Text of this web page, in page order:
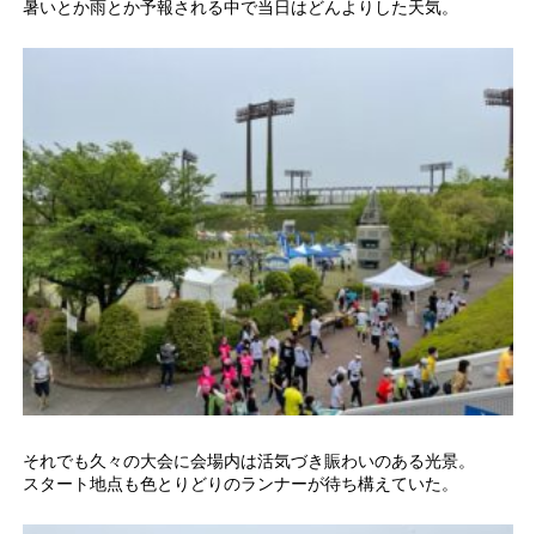
暑いとか雨とか予報される中で当日はどんよりした天気。
それでも久々の大会に会場内は活気づき賑わいのある光景。
スタート地点も色とりどりのランナーが待ち構えていた。